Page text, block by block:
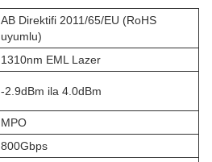
AB Direktifi 2011/65/EU (RoHS
uyumlu)
1310nm EML Lazer
-2.9dBm ila 4.0dBm
MPO
800Gbps